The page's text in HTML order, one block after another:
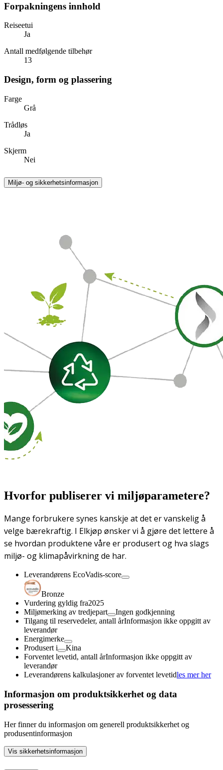
Forpakningens innhold
Reiseetui
Ja
Antall medfølgende tilbehør
13
Design, form og plassering
Farge
Grå
Trådløs
Ja
Skjerm
Nei
Miljø- og sikkerhetsinformasjon
Hvorfor publiserer vi miljøparametere?
Mange forbrukere synes kanskje at det er vanskelig å
velge bærekraftig. I Elkjøp ønsker vi å gjøre det lettere å
se hvordan produktene våre er produsert og hva slags
miljø- og klimapåvirkning de har.
Leverandørens EcoVadis-score
Bronze
Vurdering gyldig fra2025
Miljømerking av tredjepart
Ingen godkjenning
Tilgang til reservedeler, antall årInformasjon ikke oppgitt av
leverandør
Energimerke
Produsert i
Kina
Forventet levetid, antall årInformasjon ikke oppgitt av
leverandør
Leverandørens kalkulasjoner av forventet levetidles mer her
Informasjon om produktsikkerhet og data
prosessering
Her finner du informasjon om generell produktsikkerhet og
produsentinformasjon
Vis sikkerhetsinformasjon